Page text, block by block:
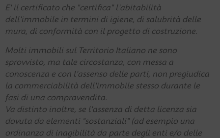
E' il certificato che "certifica" l'abitabilità
dell'immobile in termini di igiene, di salubrità delle
mura, di conformità con il progetto di costruzione.
Molti immobili sul Territorio Italiano ne sono
sprovvisto, ma tale circostanza, con messa a
conoscenza e con l'assenso delle parti, non pregiudica
la commerciabilità dell'immobile stesso durante le
fasi di una compravendita.
Va distinto inoltre, se l'assenza di detta licenza sia
dovuta da elementi "sostanziali" (ad esempio una
ordinanza di inagibilità da parte degli enti e/o delle